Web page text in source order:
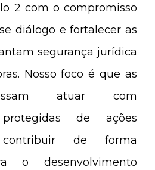
2 com o compromisso
diálogo e fortalecer as
segurança jurídica
Nosso foco é que as
atuar com
protegidas de ações
de forma
o desenvolvimento